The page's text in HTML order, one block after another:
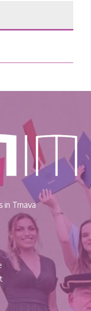
in Trnava